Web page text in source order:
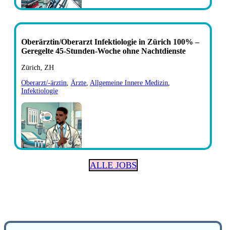
Oberärztin/Oberarzt Infektiologie in Zürich 100% –
Geregelte 45-Stunden-Woche ohne Nachtdienste
Zürich, ZH
Oberarzt/-ärztin
Ärzte Allgemeine Innere Medizin
Infektiologie
ALLE JOBS